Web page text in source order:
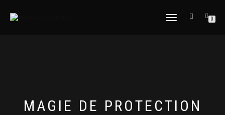
DÉPLIER
0
MAGIE DE PROTECTION